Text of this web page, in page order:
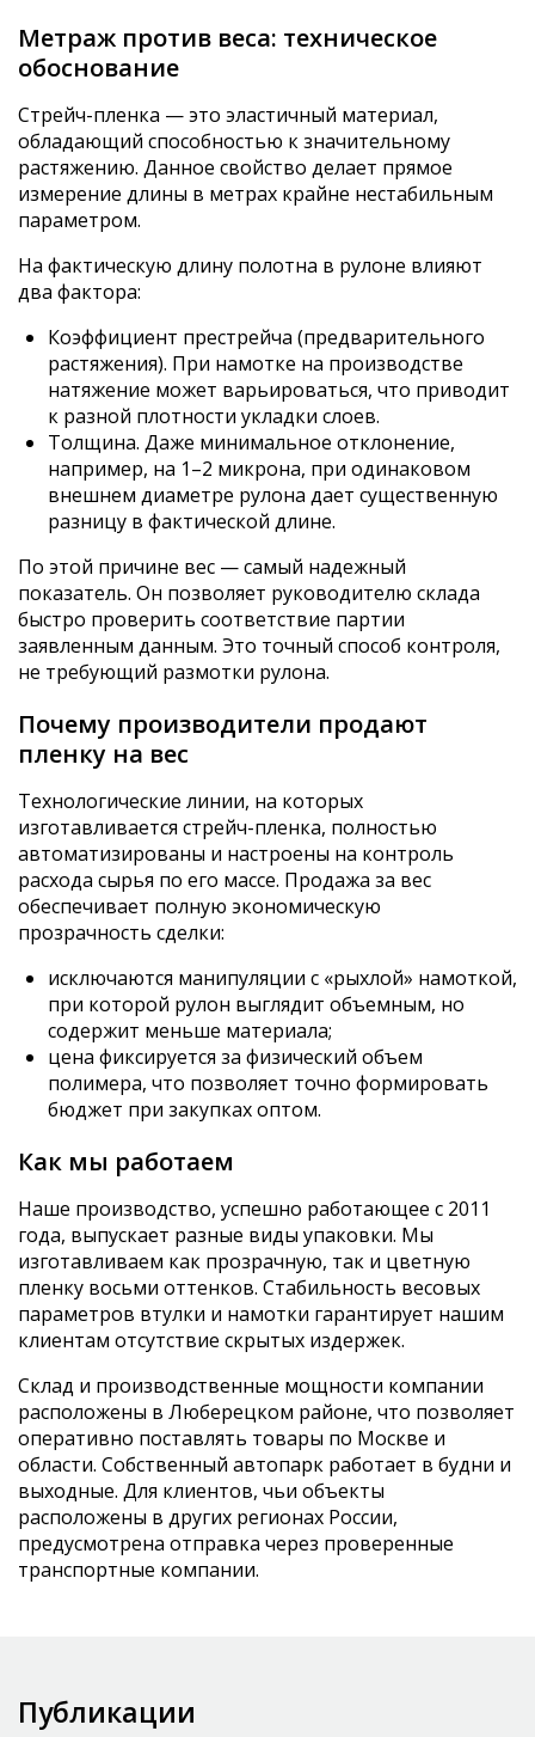
Метраж против веса: техническое
обоснование
Стрейч-пленка — это эластичный материал,
обладающий способностью к значительному
растяжению. Данное свойство делает прямое
измерение длины в метрах крайне нестабильным
параметром.
На фактическую длину полотна в рулоне влияют
два фактора:
Коэффициент престрейча (предварительного
растяжения). При намотке на производстве
натяжение может варьироваться, что приводит
к разной плотности укладки слоев.
Толщина. Даже минимальное отклонение,
например, на 1–2 микрона, при одинаковом
внешнем диаметре рулона дает существенную
разницу в фактической длине.
По этой причине вес — самый надежный
показатель. Он позволяет руководителю склада
быстро проверить соответствие партии
заявленным данным. Это точный способ контроля,
не требующий размотки рулона.
Почему производители продают
пленку на вес
Технологические линии, на которых
изготавливается стрейч-пленка, полностью
автоматизированы и настроены на контроль
расхода сырья по его массе. Продажа за вес
обеспечивает полную экономическую
прозрачность сделки:
исключаются манипуляции с «рыхлой» намоткой,
при которой рулон выглядит объемным, но
содержит меньше материала;
цена фиксируется за физический объем
полимера, что позволяет точно формировать
бюджет при закупках оптом.
Как мы работаем
Наше производство, успешно работающее с 2011
года, выпускает разные виды упаковки. Мы
изготавливаем как прозрачную, так и цветную
пленку восьми оттенков. Стабильность весовых
параметров втулки и намотки гарантирует нашим
клиентам отсутствие скрытых издержек.
Склад и производственные мощности компании
расположены в Люберецком районе, что позволяет
оперативно поставлять товары по Москве и
области. Собственный автопарк работает в будни и
выходные. Для клиентов, чьи объекты
расположены в других регионах России,
предусмотрена отправка через проверенные
транспортные компании.
Публикации